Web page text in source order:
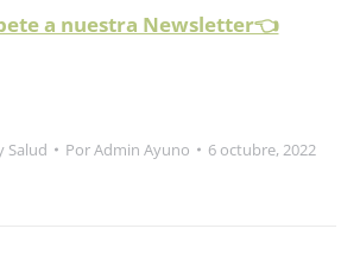
a nuestra Newsletter👈
Salud PorAdmin Ayuno 6 octubre, 2022